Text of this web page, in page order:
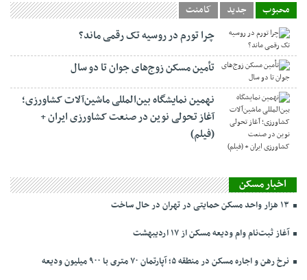
محبوب جدید کامنت
چرا تورم در روسیه تک رقمی ماند؟
تأمین مسکن زوج‌های جوان تا دو سال
نهمین نمایشگاه بین‌المللی ماشین‌آلات کشاورزی؛
آغاز تحولی نوین در صنعت کشاورزی ایران +
(فیلم)
اخبار مسکن
آغاز ثبت‌نام وام ودیعه مسکن از ۱۷ اردیبهشت
نرخ‌ رهن و اجاره مسکن در منطقه ۵؛ آپارتمان ۷۰ متری با ۹۰۰ میلیون ودیعه